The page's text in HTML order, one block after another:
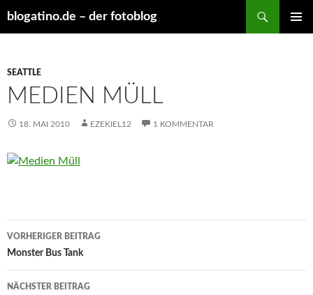
blogatino.de – der fotoblog
SEATTLE
MEDIEN MÜLL
18. MAI 2010 EZEKIEL12 1 KOMMENTAR
Beitragsnavigation
VORHERIGER BEITRAG
Monster Bus Tank
NÄCHSTER BEITRAG